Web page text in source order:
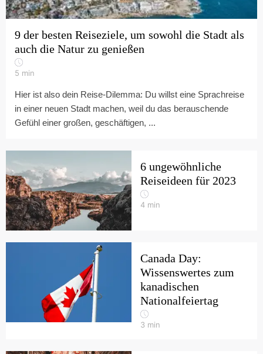
9 der besten Reiseziele, um sowohl die Stadt als
auch die Natur zu genießen
5 min
Hier ist also dein Reise-Dilemma: Du willst eine Sprachreise
in einer neuen Stadt machen, weil du das berauschende
Gefühl einer großen, geschäftigen, ...
6 ungewöhnliche
Reiseideen für 2023
4 min
Canada Day:
Wissenswertes zum
kanadischen
Nationalfeiertag
3 min